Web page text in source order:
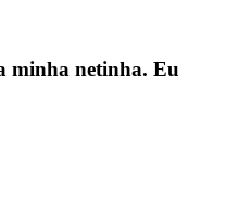
minha netinha. Eu